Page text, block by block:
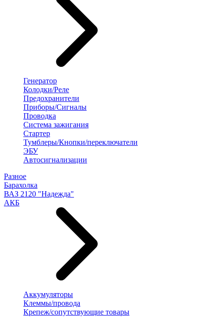
Генератор
Колодки/Реле
Предохранители
Приборы/Сигналы
Проводка
Система зажигания
Стартер
Тумблеры/Кнопки/переключатели
ЭБУ
Автосигнализации
Разное
Барахолка
ВАЗ 2120 "Надежда"
АКБ
Аккумуляторы
Клеммы/провода
Крепеж/сопутствующие товары